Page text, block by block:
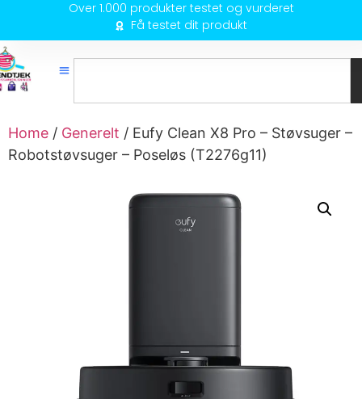
Over 1.000 produkter testet og vurderet
Få testet dit produkt
Home / Generelt / Eufy Clean X8 Pro – Støvsuger –
Robotstøvsuger – Poseløs (T2276g11)